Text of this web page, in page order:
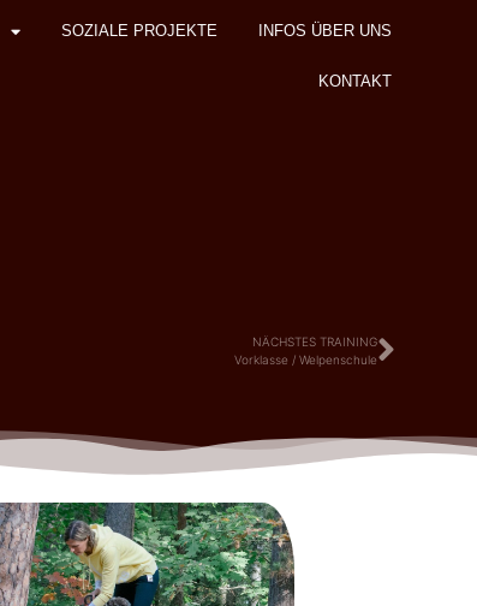
SOZIALE PROJEKTE INFOS ÜBER UNS
KONTAKT
NÄCHSTES TRAINING
Vorklasse / Welpenschule